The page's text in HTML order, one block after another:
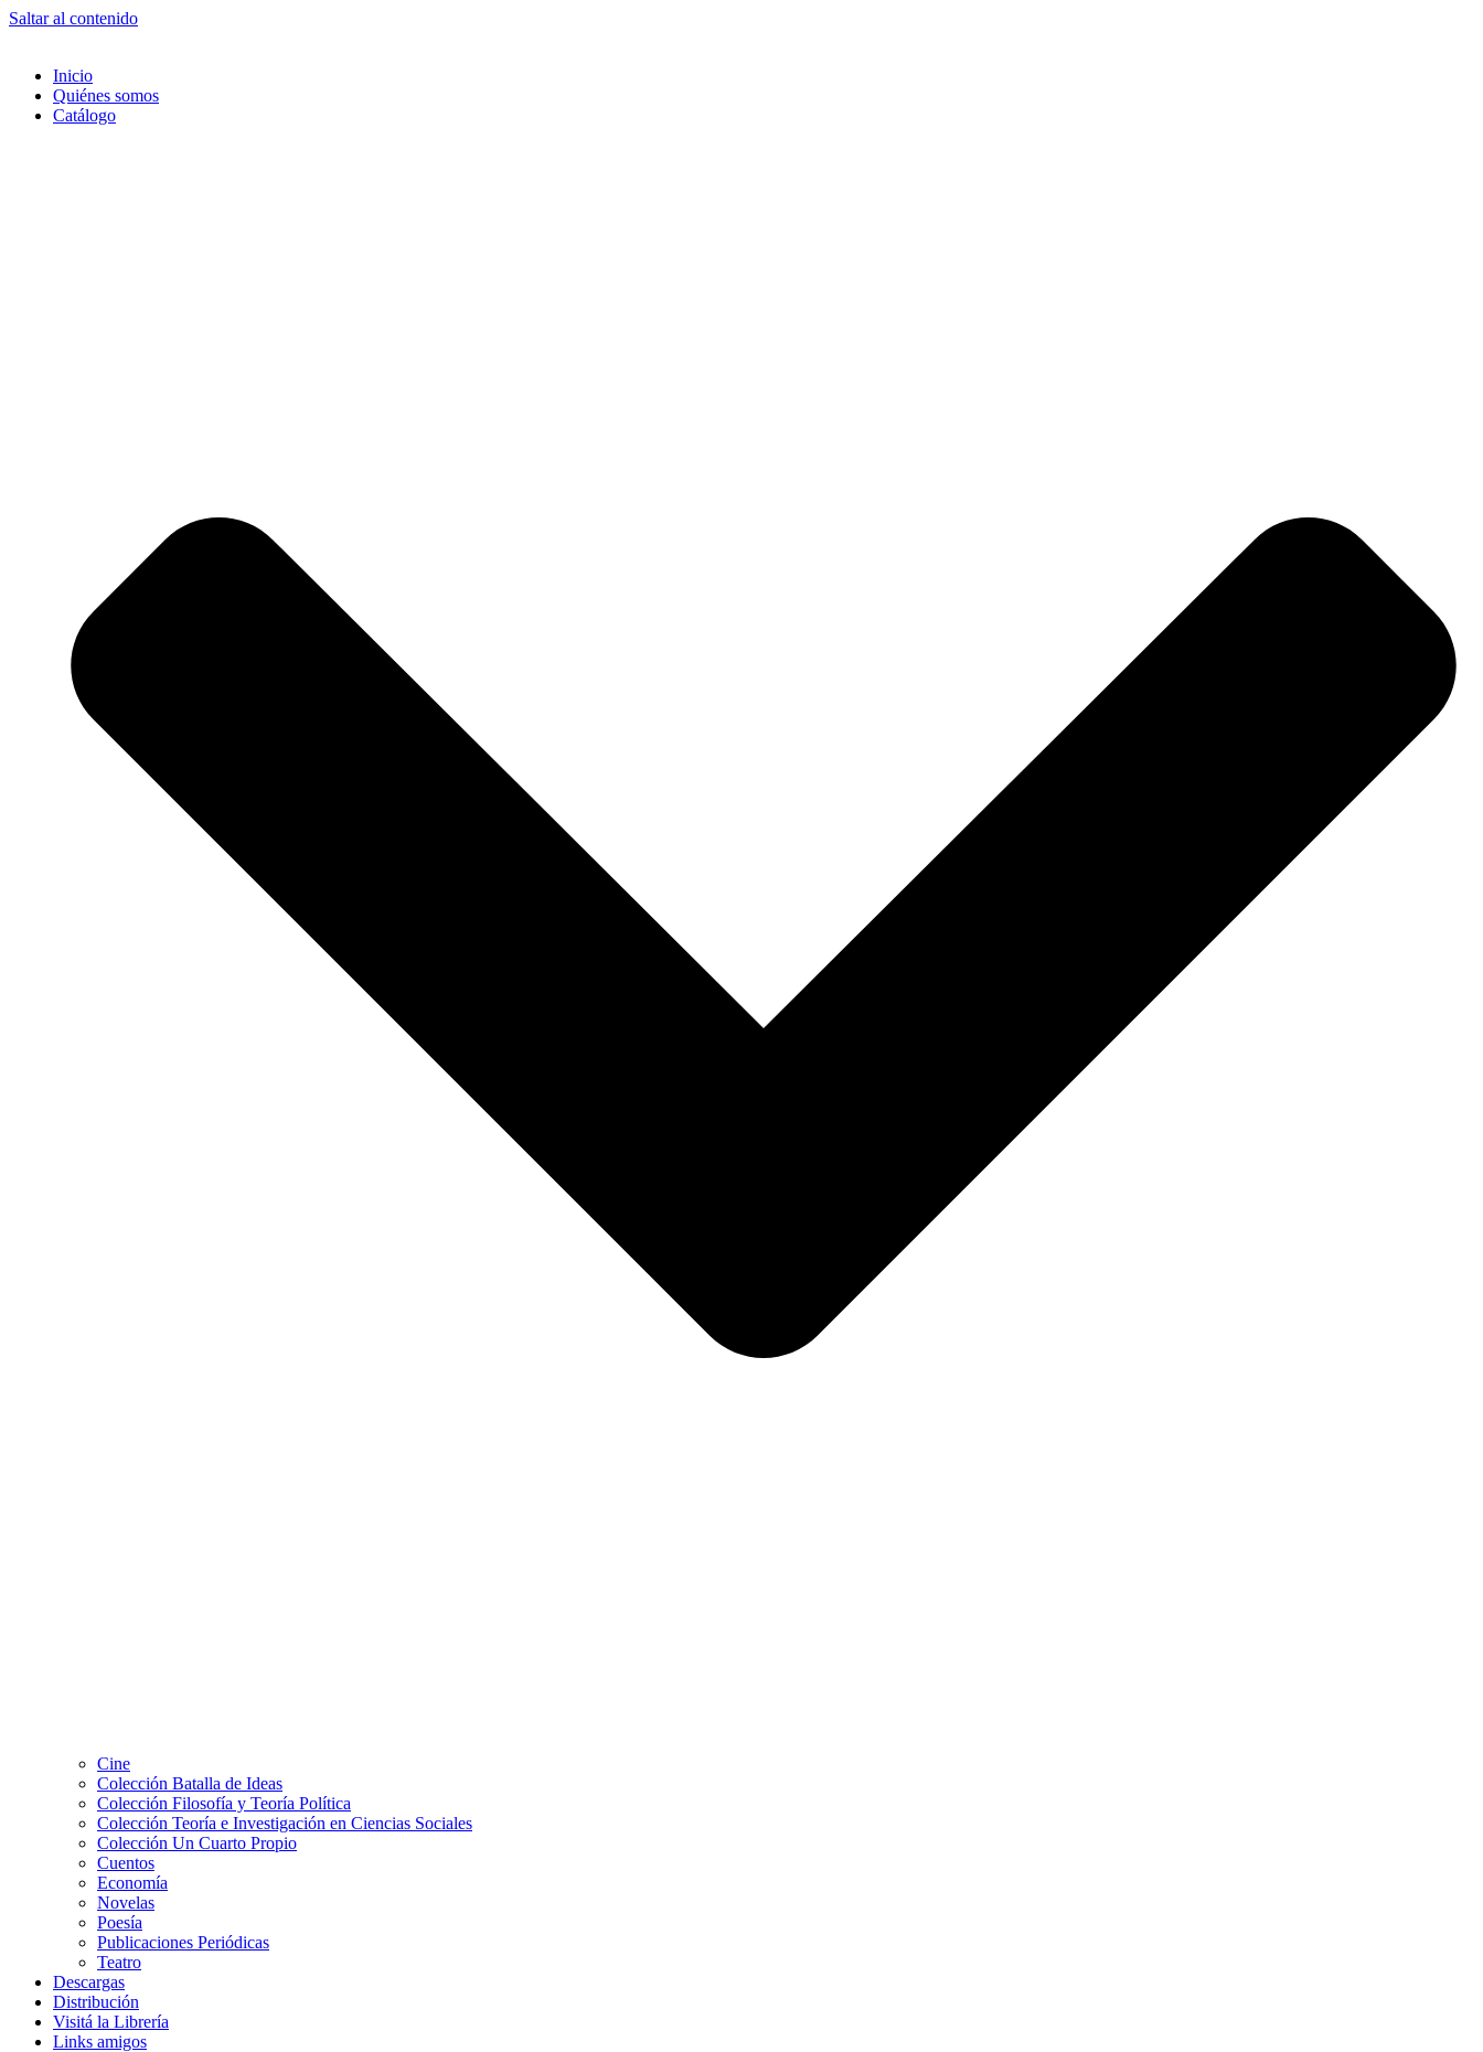
Saltar al contenido
Inicio
Quiénes somos
Catálogo
Cine
Colección Batalla de Ideas
Colección Filosofía y Teoría Política
Colección Teoría e Investigación en Ciencias Sociales
Colección Un Cuarto Propio
Cuentos
Economía
Novelas
Poesía
Publicaciones Periódicas
Teatro
Descargas
Distribución
Visitá la Librería
Links amigos